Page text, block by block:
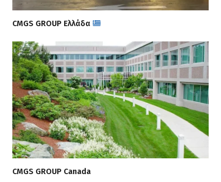
CMGS GROUP Ελλάδα
CMGS GROUP Canada